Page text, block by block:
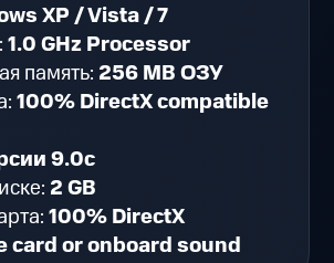
XP / Vista / 7
1.0 GHz Processor
память: 256 MB ОЗУ
100% DirectX compatible
9.0c
2 GB
100% DirectX
card or onboard sound